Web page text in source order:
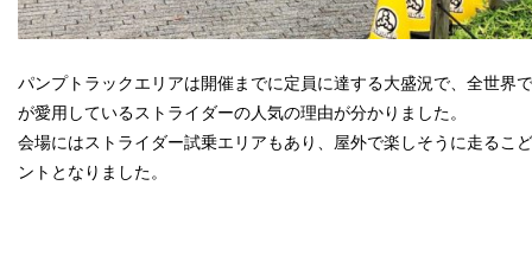
パンプトラックエリアは開催までに定員に達する大盛況で、全世界
が愛用しているストライダーの人気の理由が分かりました。
会場にはストライダー試乗エリアもあり、屋外で楽しそうに走るこ
ントとなりました。